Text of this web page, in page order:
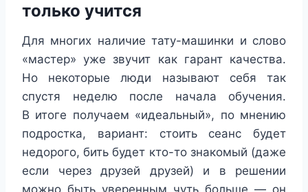
только учится
Для многих наличие тату-машинки и слово
«мастер» уже звучит как гарант качества.
Но некоторые люди называют себя так
спустя неделю после начала обучения.
В итоге получаем «идеальный», по мнению
подростка, вариант: стоить сеанс будет
недорого, бить будет кто-то знакомый (даже
если через друзей друзей) и в решении